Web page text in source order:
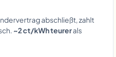
abschließt, zahlt
~2 ct/kWh teurerals